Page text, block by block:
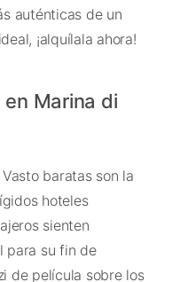
auténticas de un
¡alquílala ahora!
Marina di
baratas son la
hoteles
sienten
para su fin de
de película sobre los